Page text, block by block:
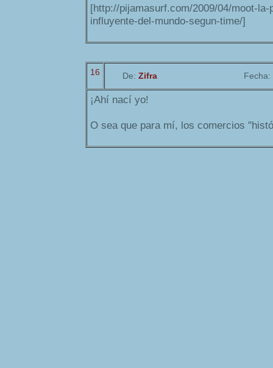
[http://pijamasurf.com/2009/04/moot-la-
influyente-del-mundo-segun-time/]
16 De: Zifra Fecha:
¡Ahí nací yo!
O sea que para mí, los comercios